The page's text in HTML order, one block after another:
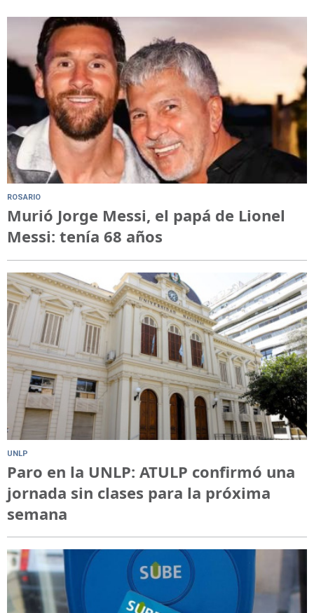
ROSARIO
Murió Jorge Messi, el papá de Lionel
Messi: tenía 68 años
UNLP
Paro en la UNLP: ATULP confirmó una
jornada sin clases para la próxima
semana